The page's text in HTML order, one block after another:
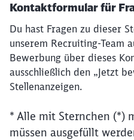
Kontaktformular für
Du hast Fragen zu dieser
unserem Recruiting-Team
Bewerbung über dieses
ausschließlich den „Jetzt
Stellenanzeigen.
* Alle mit Sternchen (*)
müssen ausgefüllt